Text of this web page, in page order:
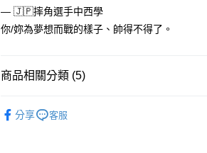
每筆NT$60，滿NT$1,000(含以上)免運費
海外配送
— 🇯🇵摔角選手中西學
你/妳為夢想而戰的樣子、帥得不得了。
商品相關分類 (5)
姐妹牌
分享 客服